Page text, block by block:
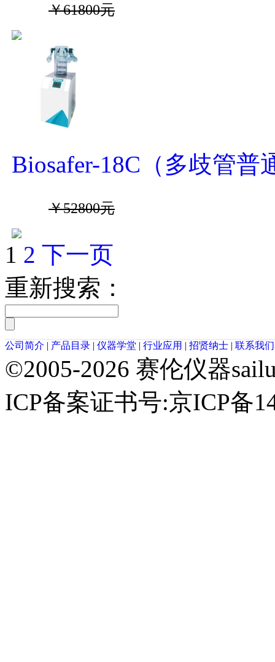
￥61800元
Biosafer-18C（多歧管普
￥52800元
1 2 下一页
重新搜索：
公司简介 | 产品目录 | 仪器学堂 | 行业应用 | 招贤纳士 | 联系我们
©2005-2026 赛伦仪器
ICP备案证书号:京ICP备